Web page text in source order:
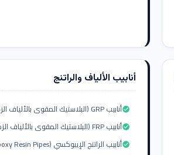
أنابيب الألياف والراتنج
أنابيب GRP (البلاستيك المقوى بالألياف الزجاجية)check_circle
أنابيب FRP (البلاستيك المقوى بالألياف الزجاجية)check_circle
أنابيب الراتنج الإيبوكسي (Epoxy Resin Pipes)check_circle